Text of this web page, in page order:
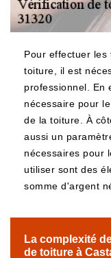
Pour effectuer les
toiture, il est
professionnel. En
nécessaire pour
de la toiture. À
aussi un
nécessaires pour
utiliser sont des
somme d'argent
La complexité
de toiture à